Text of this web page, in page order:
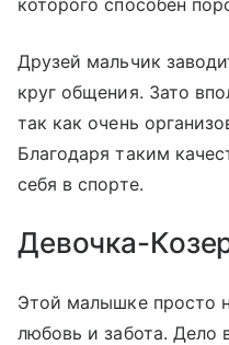
Друзей мальчик
круг общения. Зато
так как очень
Благодаря таким
себя в спорте.
Девочка-
Этой малышке просто
любовь и забота. Дело